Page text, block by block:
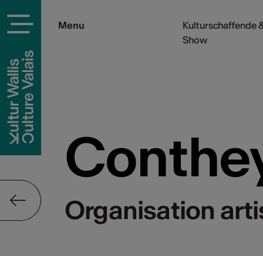
Menu Kulturschaffende
Show
Organisation